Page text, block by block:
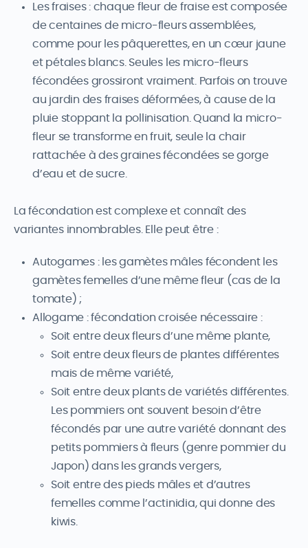
Les fraises : chaque fleur de fraise est composée
de centaines de micro-fleurs assemblées,
comme pour les pâquerettes, en un cœur jaune
et pétales blancs. Seules les micro-fleurs
fécondées grossiront vraiment. Parfois on trouve
au jardin des fraises déformées, à cause de la
pluie stoppant la pollinisation. Quand la micro-
fleur se transforme en fruit, seule la chair
rattachée à des graines fécondées se gorge
d’eau et de sucre.
La fécondation est complexe et connaît des
variantes innombrables. Elle peut être :
Autogames : les gamètes mâles fécondent les
gamètes femelles d’une même fleur (cas de la
tomate) ;
Allogame : fécondation croisée nécessaire :
Soit entre deux fleurs d’une même plante,
Soit entre deux fleurs de plantes différentes
mais de même variété,
Soit entre deux plants de variétés différentes.
Les pommiers ont souvent besoin d’être
fécondés par une autre variété donnant des
petits pommiers à fleurs (genre pommier du
Japon) dans les grands vergers,
Soit entre des pieds mâles et d’autres
femelles comme l’actinidia, qui donne des
kiwis.